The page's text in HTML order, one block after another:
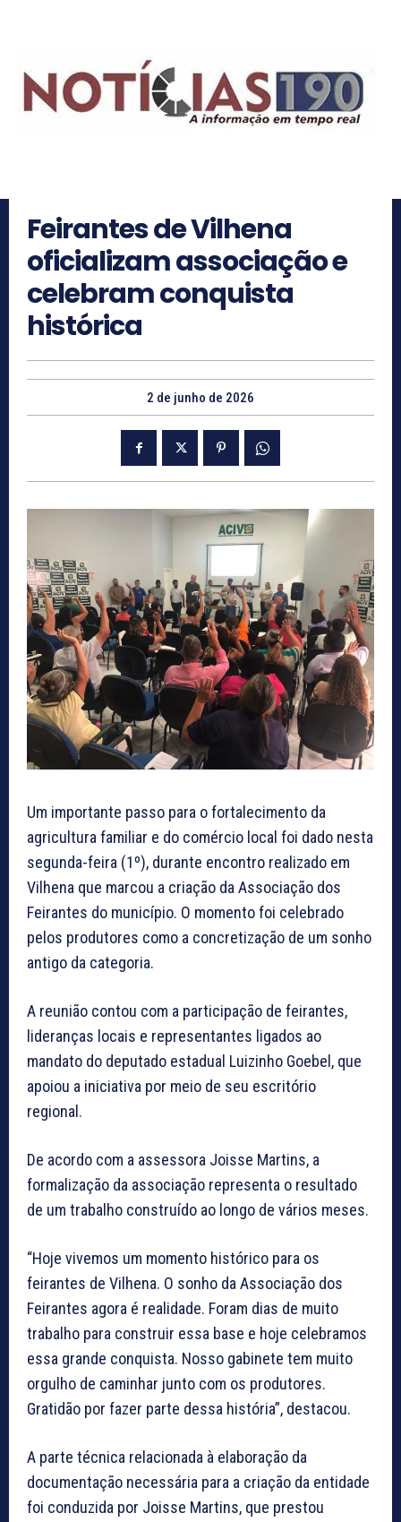
Feirantes de Vilhena
oficializam associação e
celebram conquista
histórica
2 de junho de 2026
Um importante passo para o fortalecimento da
agricultura familiar e do comércio local foi dado nesta
segunda-feira (1º), durante encontro realizado em
Vilhena que marcou a criação da Associação dos
Feirantes do município. O momento foi celebrado
pelos produtores como a concretização de um sonho
antigo da categoria.
A reunião contou com a participação de feirantes,
lideranças locais e representantes ligados ao
mandato do deputado estadual Luizinho Goebel, que
apoiou a iniciativa por meio de seu escritório
regional.
De acordo com a assessora Joisse Martins, a
formalização da associação representa o resultado
de um trabalho construído ao longo de vários meses.
“Hoje vivemos um momento histórico para os
feirantes de Vilhena. O sonho da Associação dos
Feirantes agora é realidade. Foram dias de muito
trabalho para construir essa base e hoje celebramos
essa grande conquista. Nosso gabinete tem muito
orgulho de caminhar junto com os produtores.
Gratidão por fazer parte dessa história”, destacou.
A parte técnica relacionada à elaboração da
documentação necessária para a criação da entidade
foi conduzida por Joisse Martins, que prestou